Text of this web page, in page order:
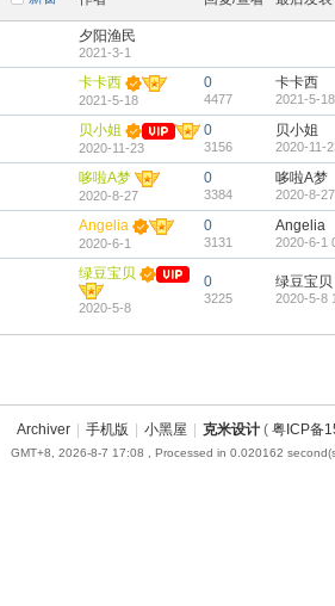
夕阳渔民
2021-3-1
卡卡西
2021-5-18
0
4477
卡卡西
2021-5-
贝小姐
2020-11-23
0
3156
贝小姐
2020-11-
哆啦A梦
2020-8-27
0
3384
哆啦A梦
2020-8-
Angelia
2020-6-1
0
3131
Angelia
2020-6-1
绿豆宝贝
2020-5-8
0
3225
绿豆宝贝
2020-5-8
Archiver 手机版 小黑屋 克米设计 ( 粤ICP备
GMT+8, 2026-8-7 17:08 , Processed in 0.020162